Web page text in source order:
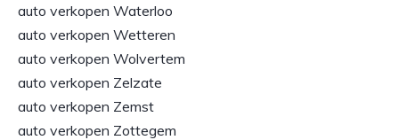
auto verkopen Waterloo
auto verkopen Wetteren
auto verkopen Wolvertem
auto verkopen Zelzate
auto verkopen Zemst
auto verkopen Zottegem